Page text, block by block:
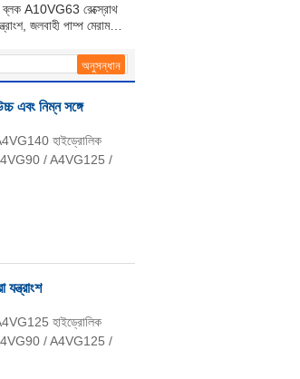
ব্লক A10VG63 রেক্স্রোথ
জলবাহী পাম্প মেরামতের
এবং নিম্ন সঙ্গে
হাইড্রোলিক
/ A4VG125 /
হাইড্রোলিক
/ A4VG125 /